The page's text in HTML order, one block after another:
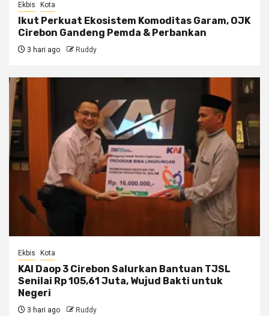
Ekbis Kota
Ikut Perkuat Ekosistem Komoditas Garam, OJK
Cirebon Gandeng Pemda & Perbankan
3 hari ago Ruddy
Ekbis Kota
KAI Daop 3 Cirebon Salurkan Bantuan TJSL
Senilai Rp 105,61 Juta, Wujud Bakti untuk
Negeri
3 hari ago Ruddy